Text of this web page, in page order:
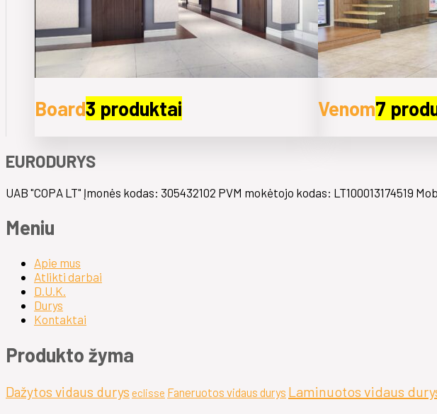
Board3 produktai Venom7
EURODURYS
UAB "COPA LT" Įmonės kodas: 305432102 PVM mokėtojo kodas: LT100013174519
Meniu
Apie mus
Atlikti darbai
D.U.K.
Durys
Kontaktai
Produkto žyma
Dažytos vidaus durys eclisse Faneruotos vidaus durys Laminuotos vidaus